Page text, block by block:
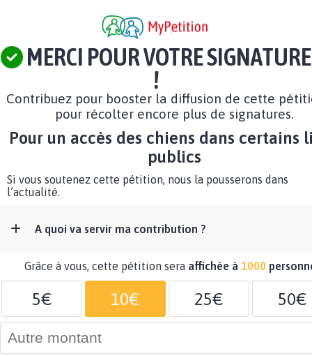
MERCI POUR VOTRE SIGNATURE
!
Contribuez pour booster la diffusion de cette
pour récolter encore plus de signatures.
Pour un accès des chiens dans certains
publics
Si vous soutenez cette pétition, nous la pousserons dans
l’actualité.
A quoi va servir ma contribution ?
Grâce à vous, cette pétition sera affichée à 1000
5€ 10€ 25€ 50€